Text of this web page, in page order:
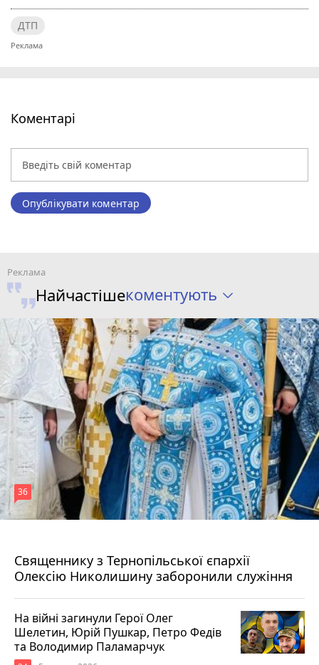
ДТП
Коментарі
Опублікувати коментар
Найчастішекоментують
Священнику з Тернопільської єпархії
Олексію Николишину заборонили служіння
36
На війні загинули Герої Олег
Шелетин, Юрій Пушкар, Петро Федів
та Володимир Паламарчук